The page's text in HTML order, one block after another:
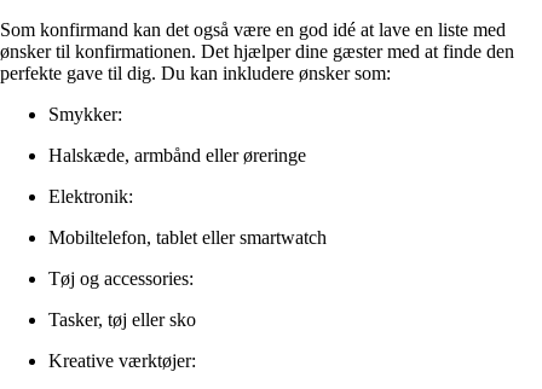
Som konfirmand kan det også være en god idé at lave en liste med
ønsker til konfirmationen. Det hjælper dine gæster med at finde den
perfekte gave til dig. Du kan inkludere ønsker som:
Smykker:
Halskæde, armbånd eller øreringe
Elektronik:
Mobiltelefon, tablet eller smartwatch
Tøj og accessories:
Tasker, tøj eller sko
Kreative værktøjer: